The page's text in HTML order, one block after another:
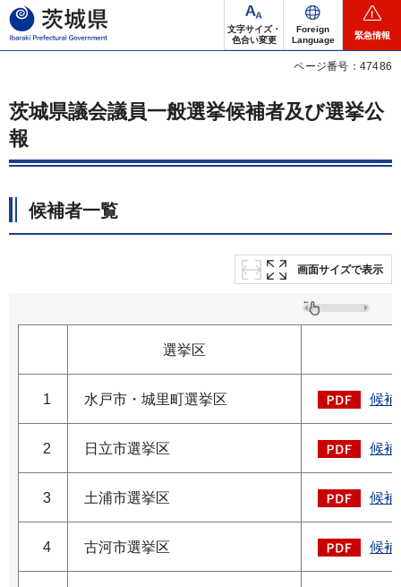
茨城県
文字サイズ・
色合い変更
Foreign
Language
緊急情報
ページ番号：47486
茨城県議会議員一般選挙候補者及び選挙公
報
候補者一覧
画面サイズで表示
選挙区
1 水戸市・城里町選挙区 候
2 日立市選挙区 候
3 土浦市選挙区 候
4 古河市選挙区 候